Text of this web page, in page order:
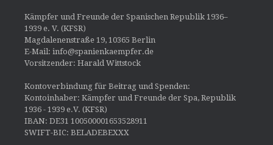
Kämpfer und Freunde der Spanischen Republik 1936–
1939 e. V. (KFSR)
Magdalenenstraße 19, 10365 Berlin
E-Mail: info@spanienkaempfer.de
Vorsitzender: Harald Wittstock
Kontoverbindung für Beitrag und Spenden:
Kontoinhaber: Kämpfer und Freunde der Spa, Republik
1936 - 1939 e.V. (KFSR)
IBAN: DE31 100500001653528911
SWIFT-BIC: BELADEBEXXX